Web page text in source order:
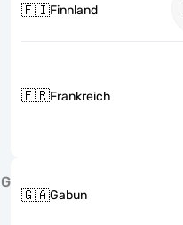
🇫🇮Finnland
🇫🇷Frankreich
G
🇬🇦Gabun